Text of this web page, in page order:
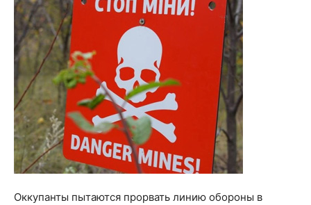
Оккупанты пытаются прорвать линию обороны в